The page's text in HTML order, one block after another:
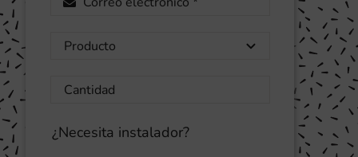
¿Necesita instalador?